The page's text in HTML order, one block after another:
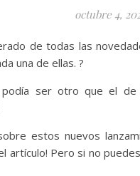
octubre 4,
de todas las
una de ellas. ?
ser otro que el de
estos nuevos
artículo! Pero si no